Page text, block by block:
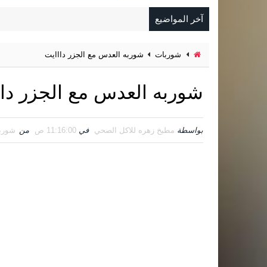
آخر المواضيع
شوربات شوربه العدس مع الجزر دااايت
شوربه العدس مع الجزر
بواسطة مطبخ زهره للاكل الصحي في 11:16:00 ص من